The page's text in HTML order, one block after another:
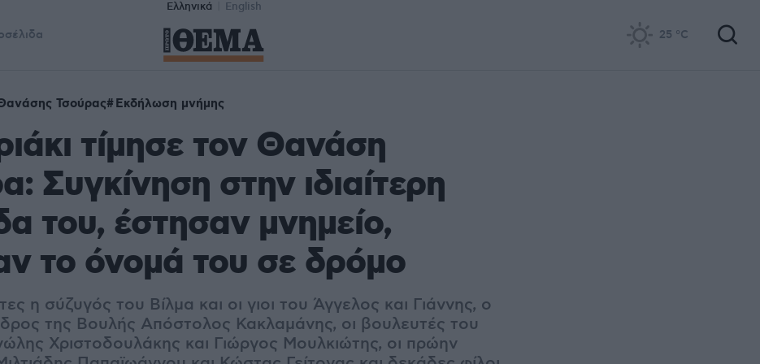
Ελληνικά English
25 °C
Τσούρας Εκδήλωση μνήμης
τίμησε τον Θανάση
Συγκίνηση στην ιδιαίτερη
του, έστησαν μνημείο,
το όνομά του σε δρόμο
η σύζυγός του Βίλμα και οι γιοι του Άγγελος και Γιάννης, ο
της Βουλής Απόστολος Κακλαμάνης, οι βουλευτές του
Χριστοδουλάκης και Γιώργος Μουλκιώτης, οι πρώην